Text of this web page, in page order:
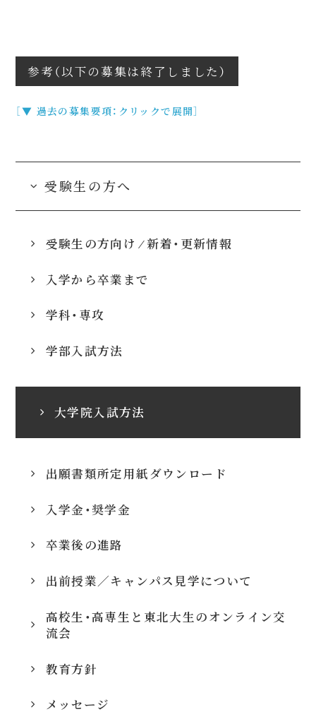
参考（以下の募集は終了しました）
［▼ 過去の募集要項：クリックで展開］
受験生の方へ
受験生の方向け ⁄ 新着・更新情報
入学から卒業まで
学科・専攻
学部入試方法
大学院入試方法
出願書類所定用紙ダウンロード
入学金・奨学金
卒業後の進路
出前授業／キャンパス見学について
高校生・高専生と東北大生のオンライン交
流会
教育方針
メッセージ